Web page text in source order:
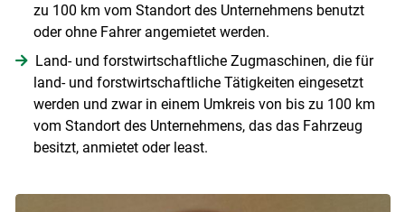
zu 100 km vom Standort des Unternehmens benutzt
oder ohne Fahrer angemietet werden.
Land- und forstwirtschaftliche Zugmaschinen, die für
land- und forstwirtschaftliche Tätigkeiten eingesetzt
werden und zwar in einem Umkreis von bis zu 100 km
vom Standort des Unternehmens, das das Fahrzeug
besitzt, anmietet oder least.